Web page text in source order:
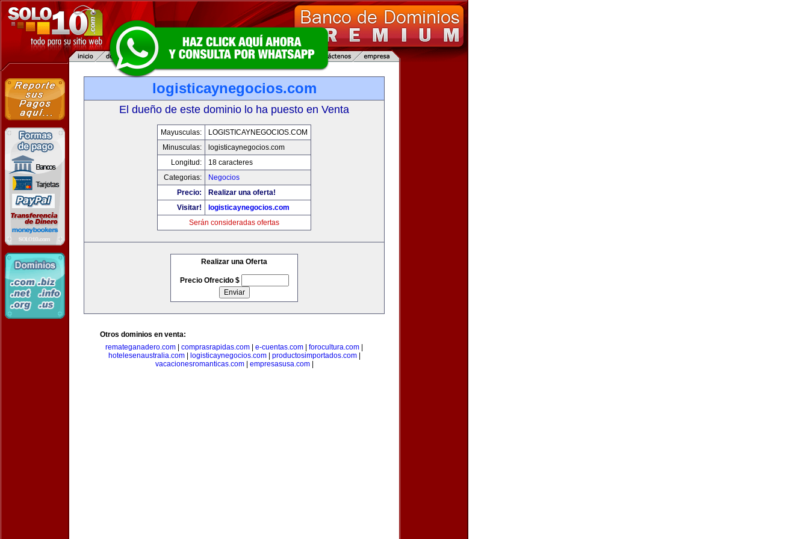
logisticaynegocios.com
El dueño de este dominio lo ha puesto en Venta
Mayusculas:
LOGISTICAYNEGOCIOS.COM
Minusculas:
logisticaynegocios.com
Longitud:
18 caracteres
Categorias:
Negocios
Precio:
Realizar una oferta!
Visitar!
logisticaynegocios.com
Serán consideradas ofertas
Realizar una Oferta
Precio Ofrecido $
Otros dominios en venta:
remateganadero.com
comprasrapidas.com e-cuentas.com forocultura.com
hotelesenaustralia.com| logisticaynegocios.com| productosimportados.com|
vacacionesromanticas.com| empresasusa.com|